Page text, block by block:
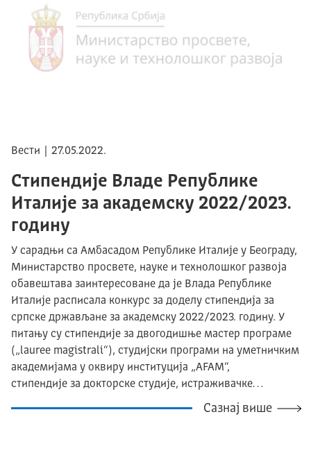
Вести | 27.05.2022.
Стипендије Владе Републике
Италије за академску 2022/2023.
годину
У сарадњи са Амбасадом Републике Италије у Београду,
Министарство просвете, науке и технолошког развоја
обавештава заинтересоване да је Влада Републике
Италије расписала конкурс за доделу стипендија за
српске држављане за академску 2022/2023. годину. У
питању су стипендије за двогодишње мастер програме
(„lauree magistrali“), студијски програми на уметничким
академијама у оквиру институција „AFAM“,
стипендије за докторске студије, истраживачке…
Сазнај више